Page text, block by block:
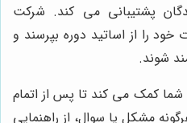
پشتیبانی می کند. شرکت
خود را از اساتید دوره بپرسند و
شوند.
شما کمک می کند تا پس از اتمام
مشکل یا سوال، از راهنمایی